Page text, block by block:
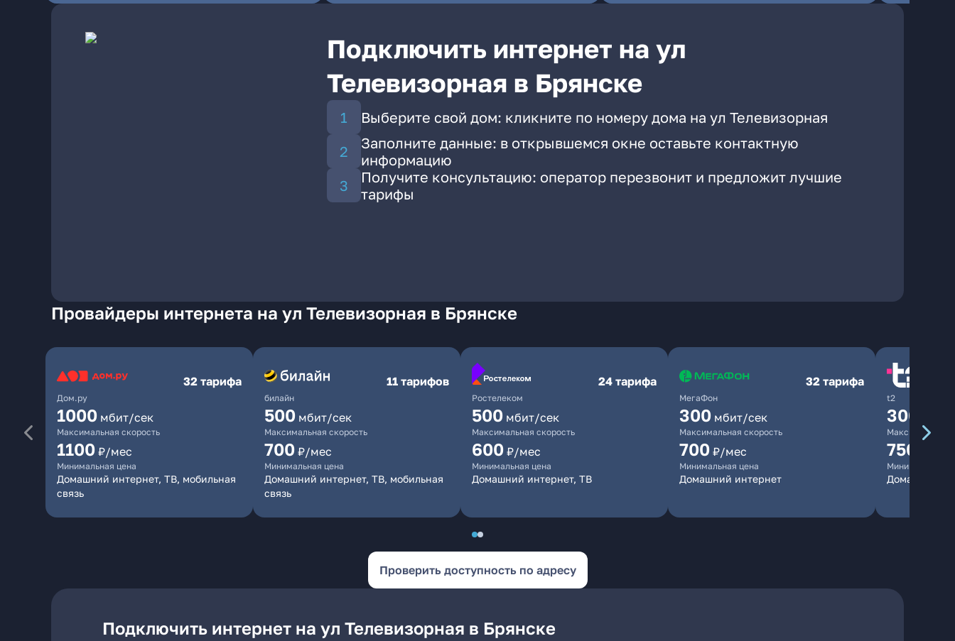
Подключить интернет на ул
Телевизорная в Брянске
Выберите свой дом: кликните по номеру дома на ул Телевизорная
Заполните данные: в открывшемся окне оставьте контактную
информацию
Получите консультацию: оператор перезвонит и предложит лучшие
тарифы
Провайдеры интернета на ул Телевизорная в Брянске
Дом.ру
32 тарифа
1000 мбит/сек
Максимальная скорость
1100 ₽/мес
Минимальная цена
Домашний интернет, ТВ, мобильная
связь
билайн
11 тарифов
500 мбит/сек
Максимальная скорость
700 ₽/мес
Минимальная цена
Домашний интернет, ТВ, мобильная
связь
Ростелеком
24 тарифа
500 мбит/сек
Максимальная скорость
600 ₽/мес
Минимальная цена
Домашний интернет, ТВ
МегаФон
32 тарифа
300 мбит/сек
Максимальная скорость
700 ₽/мес
Минимальная цена
Домашний интернет
t2
300
Максимальная
750
Минимальная
Домашний
Проверить доступность по адресу
Подключить интернет на ул Телевизорная в Брянске